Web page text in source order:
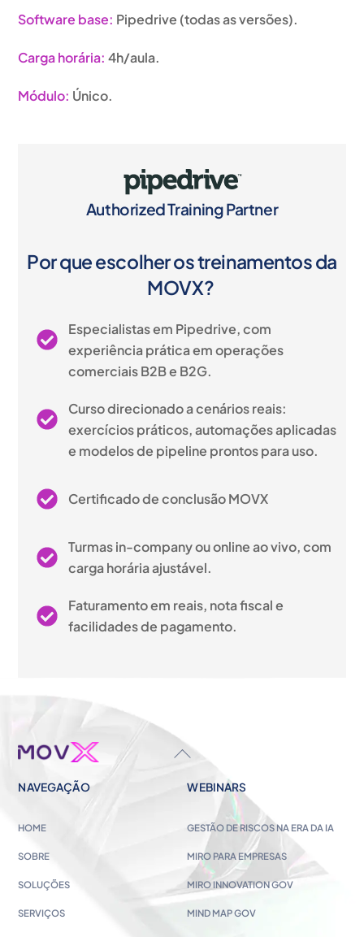
Software base: Pipedrive (todas as versões).
Carga horária: 4h/aula.
Módulo: Único.
Authorized Training Partner
Por que escolher os treinamentos da
MOVX?
Especialistas em Pipedrive, com
experiência prática em operações
comerciais B2B e B2G.
Curso direcionado a cenários reais:
exercícios práticos, automações aplicadas
e modelos de pipeline prontos para uso.
Certificado de conclusão MOVX
Turmas in-company ou online ao vivo, com
carga horária ajustável.
Faturamento em reais, nota fiscal e
facilidades de pagamento.
BACK
TOP
NAVEGAÇÃO
HOME
SOBRE
SOLUÇÕES
SERVIÇOS
WEBINARS
GESTÃO DE RISCOS NA ERA DA IA
MIRO PARA EMPRESAS
MIRO INNOVATION GOV
MIND MAP GOV